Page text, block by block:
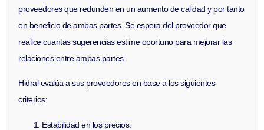
proveedores que redunden en un aumento de calidad y por tanto
en beneficio de ambas partes. Se espera del proveedor que
realice cuantas sugerencias estime oportuno para mejorar las
relaciones entre ambas partes.
Hidral evalúa a sus proveedores en base a los siguientes
criterios:
Estabilidad en los precios.